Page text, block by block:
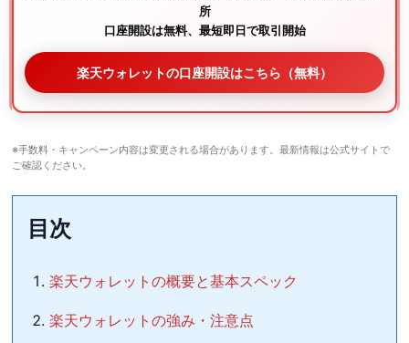
所
口座開設は無料、最短即日で取引開始
楽天ウォレットの口座開設はこちら（無料）
※手数料・キャンペーン内容は変更される場合があります。最新情報は公式サイトで
ご確認ください。
目次
楽天ウォレットの概要と基本スペック
楽天ウォレットの強み・注意点